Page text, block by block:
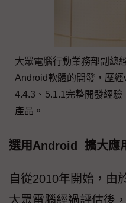
大眾電腦行動業務部副總
Android軟體的開發，歷經
4.4.3、5.1.1完整開發經
產品。
選用Android 擴大應
自從2010年開始，由
大眾電腦經過評估後